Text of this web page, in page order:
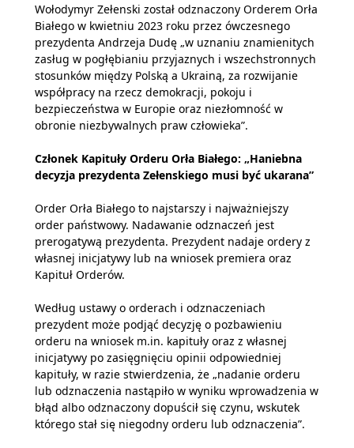
Wołodymyr Zełenski został odznaczony Orderem Orła
Białego w kwietniu 2023 roku przez ówczesnego
prezydenta Andrzeja Dudę „w uznaniu znamienitych
zasług w pogłębianiu przyjaznych i wszechstronnych
stosunków między Polską a Ukrainą, za rozwijanie
współpracy na rzecz demokracji, pokoju i
bezpieczeństwa w Europie oraz niezłomność w
obronie niezbywalnych praw człowieka”.
Członek Kapituły Orderu Orła Białego: „Haniebna
decyzja prezydenta Zełenskiego musi być ukarana”
Order Orła Białego to najstarszy i najważniejszy
order państwowy. Nadawanie odznaczeń jest
prerogatywą prezydenta. Prezydent nadaje ordery z
własnej inicjatywy lub na wniosek premiera oraz
Kapituł Orderów.
Według ustawy o orderach i odznaczeniach
prezydent może podjąć decyzję o pozbawieniu
orderu na wniosek m.in. kapituły oraz z własnej
inicjatywy po zasięgnięciu opinii odpowiedniej
kapituły, w razie stwierdzenia, że „nadanie orderu
lub odznaczenia nastąpiło w wyniku wprowadzenia w
błąd albo odznaczony dopuścił się czynu, wskutek
którego stał się niegodny orderu lub odznaczenia”.